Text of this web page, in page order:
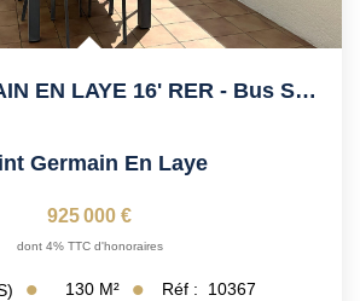
SAINT GERMAIN EN LAYE 16' RER - Bus Sur Place Pour Le RER
Germain En Laye
925 000 €
dont 4% TTC d'honoraires
130 M² Réf : 10367